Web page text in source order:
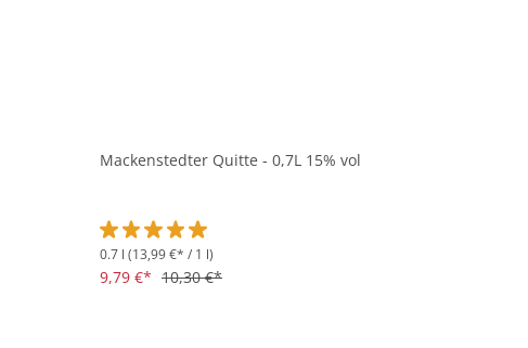
Mackenstedter Quitte - 0,7L 15% vol
Durchschnittliche Bewertung von 5 von 5 Sternen
0.7 l (13,99 €* / 1 l)
9,79 €* 10,30 €*